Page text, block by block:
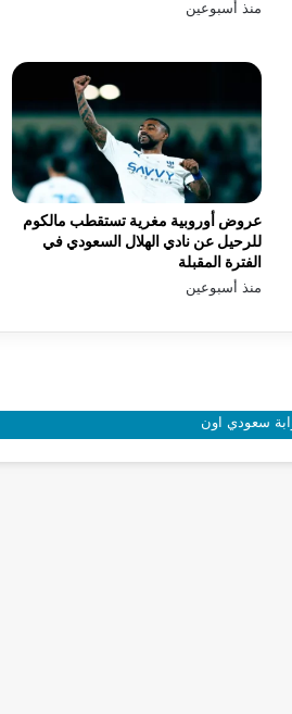
منذ أسبوعين
عروض أوروبية مغرية تستقطب مالكوم
للرحيل عن نادي الهلال السعودي في
الفترة المقبلة
منذ أسبوعين